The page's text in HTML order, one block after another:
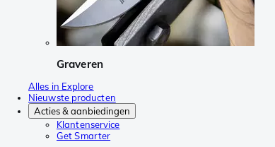
Graveren
Alles in Explore
Nieuwste producten
Acties & aanbiedingen
Klantenservice
Get Smarter